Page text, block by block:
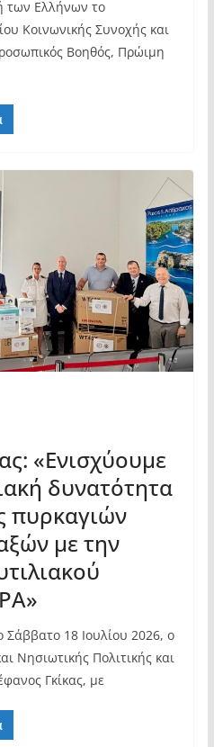
των Ελλήνων το
Κοινωνικής Συνοχής και
Βοηθός, Πρώιμη
«Ενισχύουμε
δυνατότητα
πυρκαγιών
με την
Σάββατο 18 Ιουλίου 2026, ο
Νησιωτικής Πολιτικής και
Γκίκας, με